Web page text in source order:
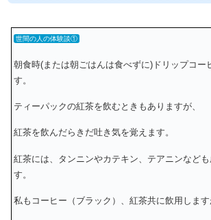
世間の人の体験談①
朝食時(または朝ごはんは食べずに)ドリップコー
す。
ティーパックの紅茶を飲むときもありますが、
紅茶を飲んだらきだ吐き気を覚えます。
紅茶には、タンニンやカテキン、テアニンなど
す。
私もコーヒー（ブラック）、紅茶共に飲用します